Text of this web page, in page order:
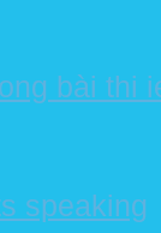
bài thi
speaking